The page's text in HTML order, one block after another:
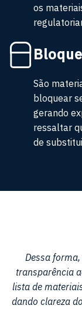
os
São
bloquear
gerando
ressaltar
de
Dessa
transparência
lista de
dando clareza